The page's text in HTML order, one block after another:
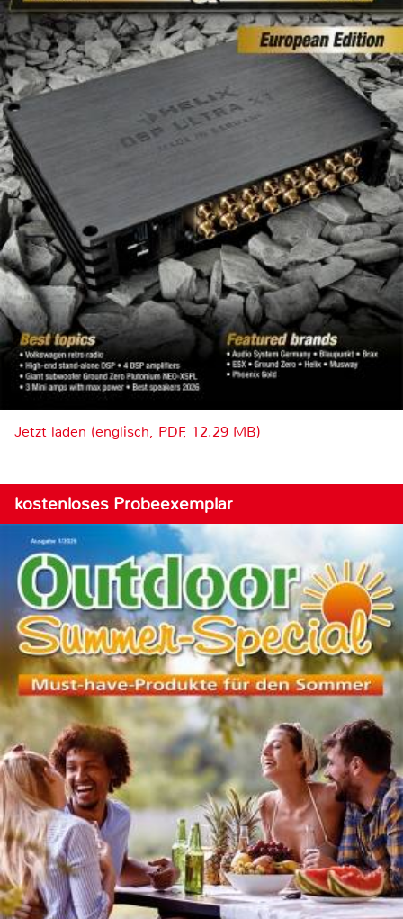
Jetzt laden (englisch, PDF, 12.29 MB)
kostenloses Probeexemplar